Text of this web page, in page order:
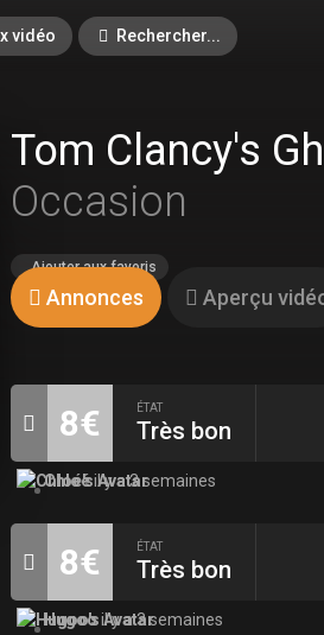
vidéo Rechercher...
Tom Clancy's
Occasion
Ajouter aux favoris
Annonces Aperçu
8€ ÉTAT
Très bon
Chloéil y a 3 semaines
8€ ÉTAT
Très bon
Hugooil y a 3 semaines